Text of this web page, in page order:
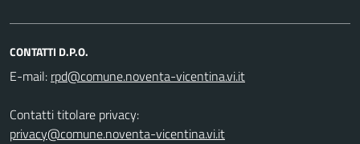
CONTATTI D.P.O.
E-mail:
Contatti titolare privacy:
privacy@comune.noventa-vicentina.vi.it